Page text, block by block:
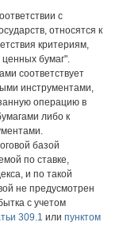
с
относятся к
критериям,
бумаг".
соответствует
инструментами,
операцию в
либо к
базой
по ставке,
и по такой
не предусмотрен
с учетом
309.1 или пунктом